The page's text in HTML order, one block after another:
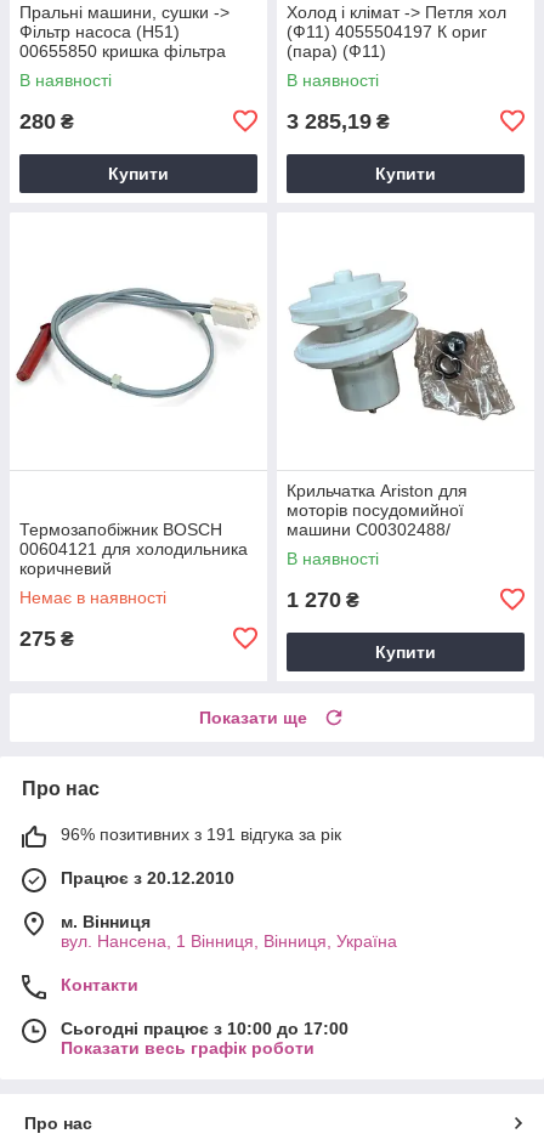
Пральні машини, сушки ->
Фільтр насоса (Н51)
00655850 кришка фільтра
(А41)
В наявності
280 ₴
Купити
Холод і клімат -> Петля хол
(Ф11) 4055504197 К ориг
(пара) (Ф11)
В наявності
3 285,19 ₴
Купити
Термозапобіжник BOSCH
00604121 для холодильника
коричневий
Немає в наявності
275 ₴
Крильчатка Ariston для
моторів посудомийної
машини C00302488/
C00731573/ C00582057 AR-
166
В наявності
1 270 ₴
Купити
Показати ще
Про нас
96% позитивних з 191 відгука за рік
Працює з 20.12.2010
м. Вінниця
вул. Нансена, 1 Вінниця, Вінниця, Україна
Контакти
Сьогодні працює з 10:00 до 17:00
Показати весь графік роботи
Про нас